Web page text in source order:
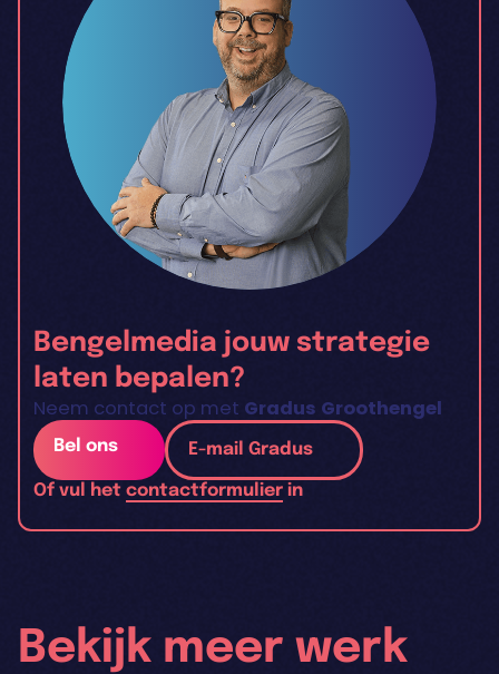
Bengelmedia jouw strategie
laten bepalen?
Neem contact op met Gradus Groothengel
Bel ons E-mail Gradus
Of vul het contactformulier in
Bekijk meer werk